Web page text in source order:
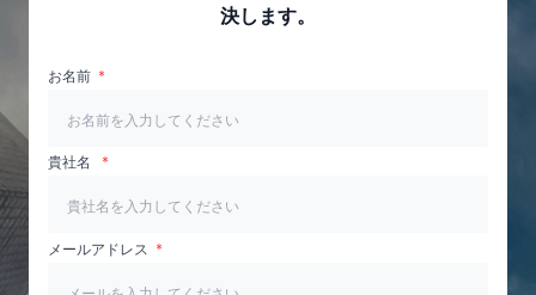
決します。
お名前
貴社名
メールアドレス